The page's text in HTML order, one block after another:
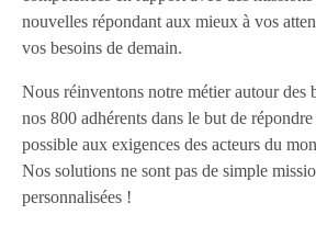
nouvelles répondant aux mieux à vos
vos besoins de demain.
Nous réinventons notre métier autour des
nos 800 adhérents dans le but de
possible aux exigences des acteurs du
Nos solutions ne sont pas de simple
personnalisées !